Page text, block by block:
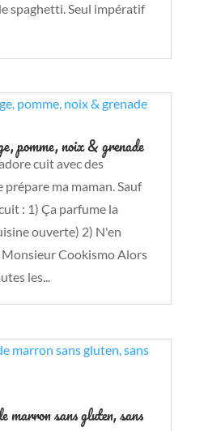
spaghetti. Seul impératif
pomme, noix & grenade
cuit avec des
prépare ma maman. Sauf
: 1) Ça parfume la
ouverte) 2) N'en
Monsieur Cookismo Alors
les...
marron sans gluten, sans